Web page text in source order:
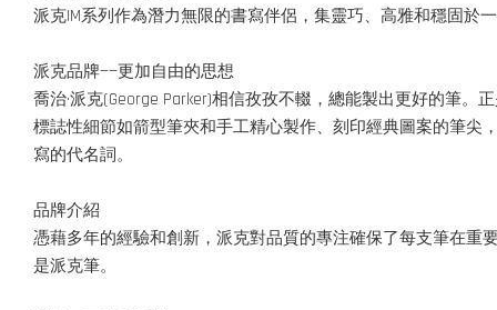
派克IM系列作為潛力無限的書寫伴侶，集靈巧、高雅和穩固
派克品牌——更加自由的思想
喬治·派克(George Parker)相信孜孜不輟，總能製出更好的筆
標誌性細節如箭型筆夾和手工精心製作、刻印經典圖案的筆尖
寫的代名詞。
品牌介紹
憑藉多年的經驗和創新，派克對品質的專注確保了每支筆在重
是派克筆。